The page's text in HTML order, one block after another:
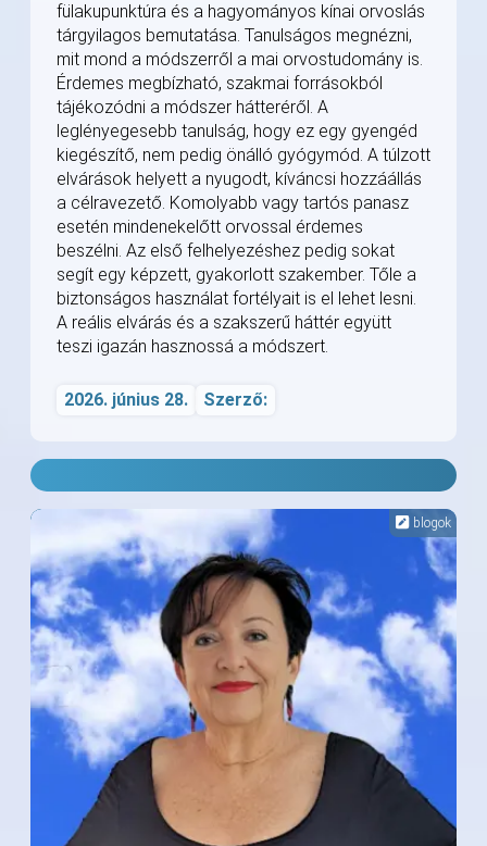
fülakupunktúra és a hagyományos kínai orvoslás
tárgyilagos bemutatása. Tanulságos megnézni,
mit mond a módszerről a mai orvostudomány is.
Érdemes megbízható, szakmai forrásokból
tájékozódni a módszer hátteréről. A
leglényegesebb tanulság, hogy ez egy gyengéd
kiegészítő, nem pedig önálló gyógymód. A túlzott
elvárások helyett a nyugodt, kíváncsi hozzáállás
a célravezető. Komolyabb vagy tartós panasz
esetén mindenekelőtt orvossal érdemes
beszélni. Az első felhelyezéshez pedig sokat
segít egy képzett, gyakorlott szakember. Tőle a
biztonságos használat fortélyait is el lehet lesni.
A reális elvárás és a szakszerű háttér együtt
teszi igazán hasznossá a módszert.
2026. június 28. Szerző:
blogok